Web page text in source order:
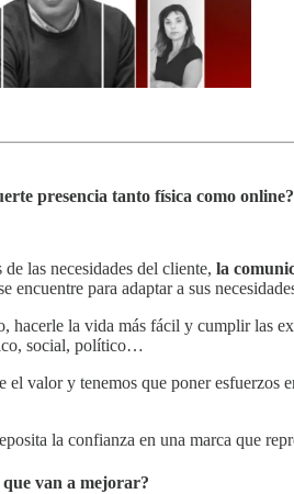
presencia tanto física como online?
las necesidades del cliente, la
encuentre para adaptar a sus
hacerle la vida más fácil y cumplir las
social, político…
valor y tenemos que poner
la confianza en una marca que
que van a mejorar?